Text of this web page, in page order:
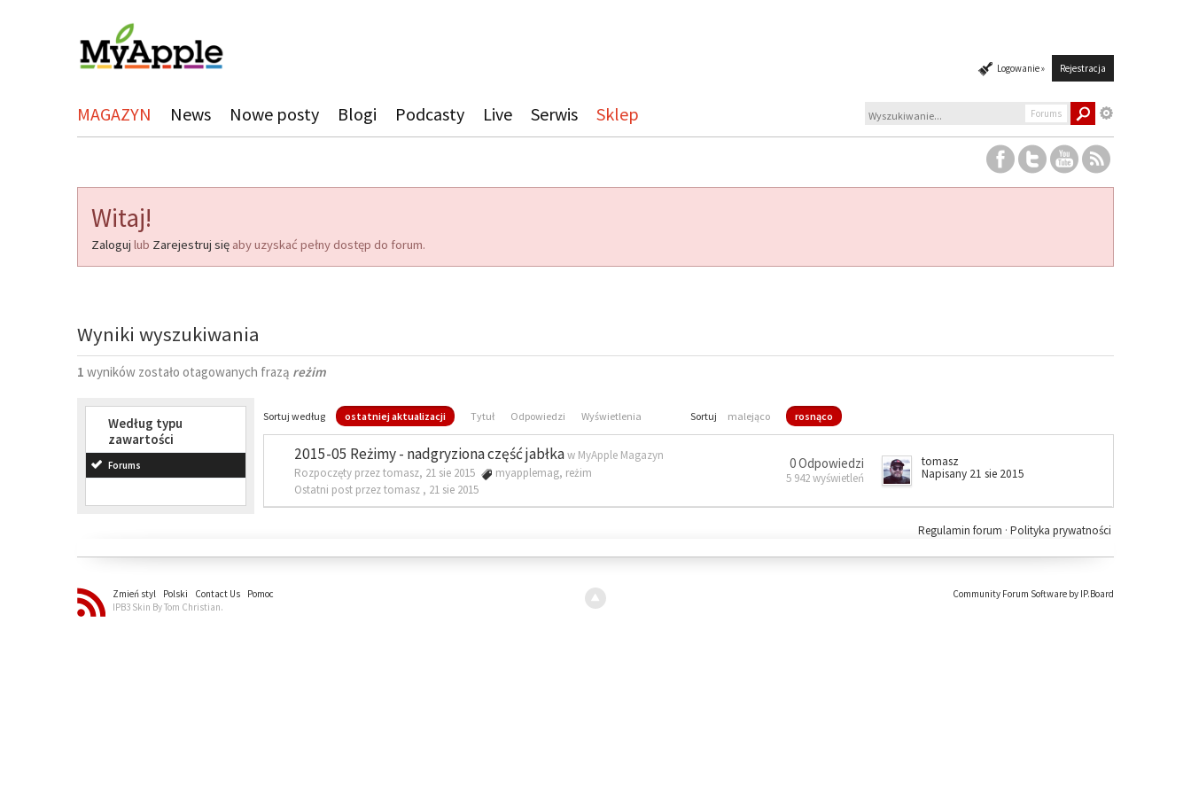
Logowanie » Rejestracja
MAGAZYN News Nowe posty Blogi Podcasty Live Serwis Sklep Forums
Witaj!
Zaloguj lub Zarejestruj się aby uzyskać pełny dostęp do forum.
Wyniki wyszukiwania
1 wyników zostało otagowanych frazą reżim
Według typu
zawartości
Forums
Sortuj według ostatniej aktualizacji Tytuł Odpowiedzi Wyświetlenia Sortuj malejąco rosnąco
2015-05 Reżimy - nadgryziona część jabłkaw MyApple Magazyn
Rozpoczęty przez tomasz, 21 sie 2015
myapplemag, reżim
Ostatni post przez tomasz , 21 sie 2015
0 Odpowiedzi
5 942 wyświetleń
tomasz
Napisany 21 sie 2015
Polityka prywatności
Regulamin forum ·
Zmień styl Polski Contact Us
Pomoc
IPB3 Skin By Tom Christian.
Community Forum Software by IP.Board